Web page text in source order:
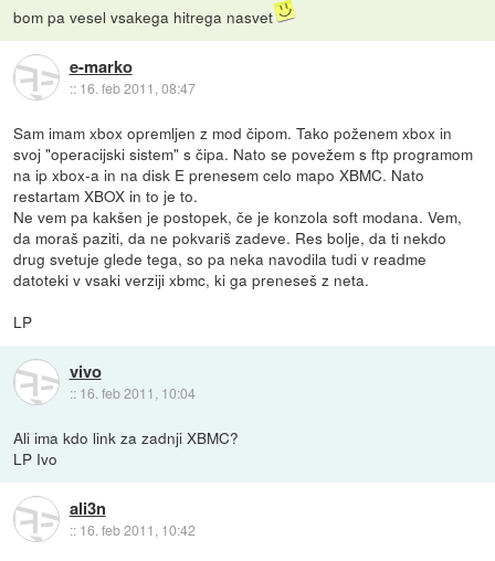
bom pa vesel vsakega hitrega nasvet
e-marko
:: 16. feb 2011, 08:47
Sam imam xbox opremljen z mod čipom. Tako poženem xbox in
svoj "operacijski sistem" s čipa. Nato se povežem s ftp programom
na ip xbox-a in na disk E prenesem celo mapo XBMC. Nato
restartam XBOX in to je to.
Ne vem pa kakšen je postopek, če je konzola soft modana. Vem,
da moraš paziti, da ne pokvariš zadeve. Res bolje, da ti nekdo
drug svetuje glede tega, so pa neka navodila tudi v readme
datoteki v vsaki verziji xbmc, ki ga preneseš z neta.
LP
vivo
:: 16. feb 2011, 10:04
Ali ima kdo link za zadnji XBMC?
LP Ivo
ali3n
:: 16. feb 2011, 10:42